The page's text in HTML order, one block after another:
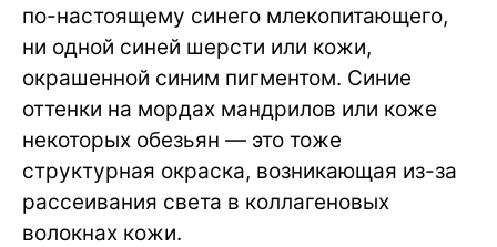
по-настоящему синего млекопитающего,
ни одной синей шерсти или кожи,
окрашенной синим пигментом. Синие
оттенки на мордах мандрилов или коже
некоторых обезьян — это тоже
структурная окраска, возникающая из-за
рассеивания света в коллагеновых
волокнах кожи.